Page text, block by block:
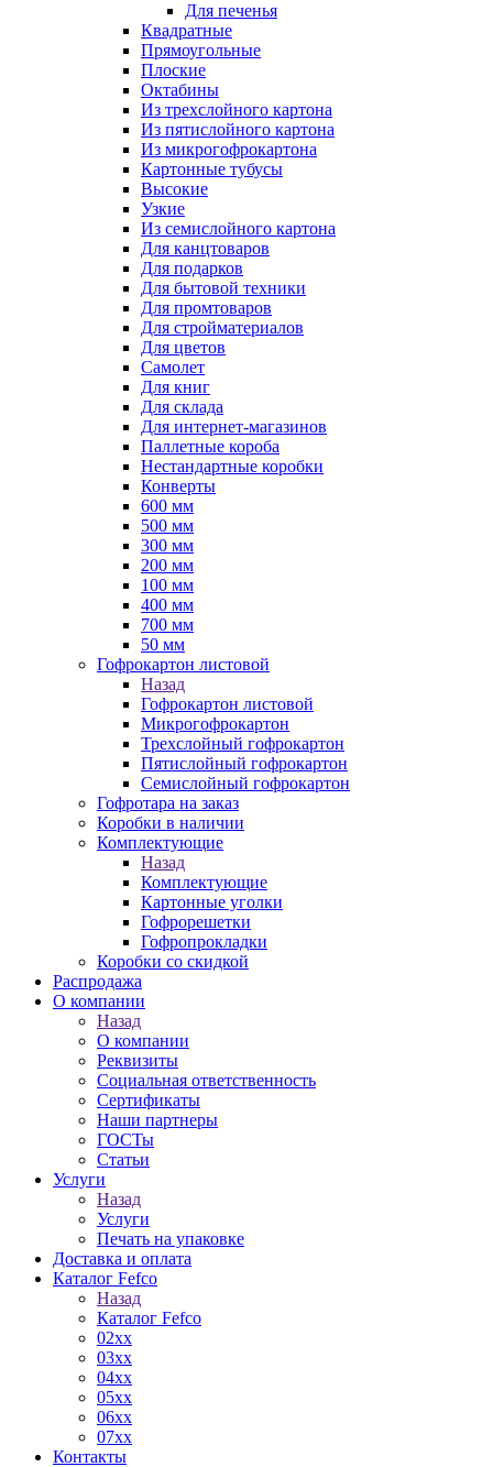
Для печенья
Квадратные
Прямоугольные
Плоские
Октабины
Из трехслойного картона
Из пятислойного картона
Из микрогофрокартона
Картонные тубусы
Высокие
Узкие
Из семислойного картона
Для канцтоваров
Для подарков
Для бытовой техники
Для промтоваров
Для стройматериалов
Для цветов
Самолет
Для книг
Для склада
Для интернет-магазинов
Паллетные короба
Нестандартные коробки
Конверты
600 мм
500 мм
300 мм
200 мм
100 мм
400 мм
700 мм
50 мм
Гофрокартон листовой
Назад
Гофрокартон листовой
Микрогофрокартон
Трехслойный гофрокартон
Пятислойный гофрокартон
Семислойный гофрокартон
Гофротара на заказ
Коробки в наличии
Комплектующие
Назад
Комплектующие
Картонные уголки
Гофрорешетки
Гофропрокладки
Коробки со скидкой
Распродажа
О компании
Назад
О компании
Реквизиты
Социальная ответственность
Сертификаты
Наши партнеры
ГОСТы
Статьи
Услуги
Назад
Услуги
Печать на упаковке
Доставка и оплата
Каталог Fefco
Назад
Каталог Fefco
02xx
03xx
04xx
05xx
06xx
07xx
Контакты